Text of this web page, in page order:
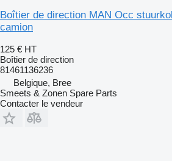
Boîtier de direction MAN Occ
camion
125 € HT
Boîtier de direction
81461136236
Belgique, Bree
Smeets & Zonen Spare Parts
Contacter le vendeur